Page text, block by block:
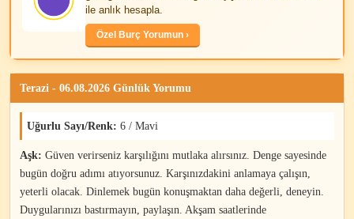
ile anlık hesapla.
Özel Burç Yorumun ›
Terazi - 06.08.2026 Günlük Yorumu
Uğurlu Sayı/Renk: 6 / Mavi
Aşk: Güven verirseniz karşılığını mutlaka alırsınız. Denge sayesinde
bugün doğru adımı atıyorsunuz. Karşınızdakini anlamaya çalışın,
yeterli olacak. Dinlemek bugün konuşmaktan daha değerli, deneyin.
Duygularınızı bastırmayın, paylaşın. Akşam saatlerinde